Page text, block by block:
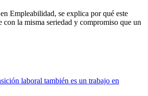
Empleabilidad, se explica por qué este
con la misma seriedad y compromiso que un